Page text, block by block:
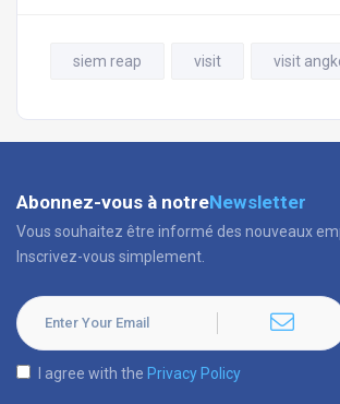
siem reap visit visit
Abonnez-vous à notreNewsletter
Vous souhaitez être informé des nouveaux
Inscrivez-vous simplement.
I agree with the Privacy Policy